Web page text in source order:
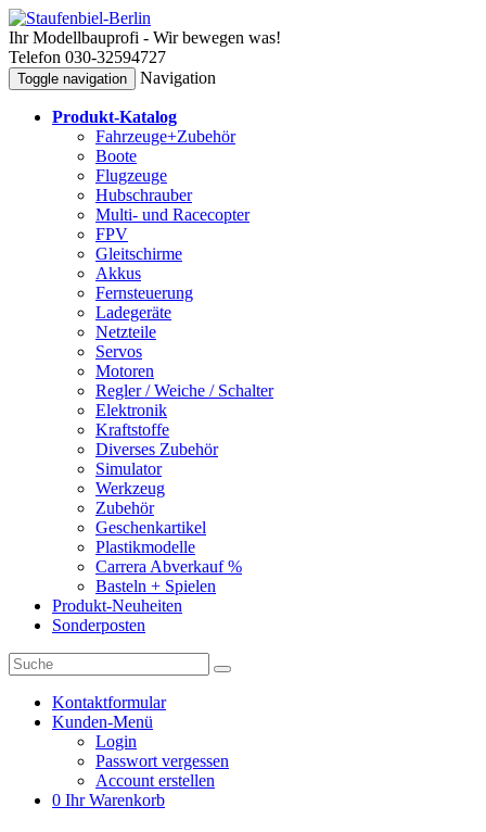
Ihr Modellbauprofi - Wir bewegen was!
Telefon 030-32594727
Toggle navigation Navigation
Produkt-Katalog
Fahrzeuge+Zubehör
Boote
Flugzeuge
Hubschrauber
Multi- und Racecopter
FPV
Gleitschirme
Akkus
Fernsteuerung
Ladegeräte
Netzteile
Servos
Motoren
Regler / Weiche / Schalter
Elektronik
Kraftstoffe
Diverses Zubehör
Simulator
Werkzeug
Zubehör
Geschenkartikel
Plastikmodelle
Carrera Abverkauf %
Basteln + Spielen
Produkt-Neuheiten
Sonderposten
Kontaktformular
Kunden-Menü
Login
Passwort vergessen
Account erstellen
0 Ihr Warenkorb